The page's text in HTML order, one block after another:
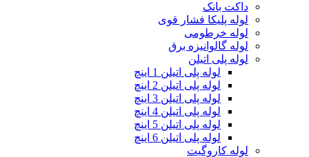
داکت بانک
لوله پلیکا فشار قوی
لوله خرطومی
لوله گالوانیزه برق
لوله پلی اتیلن
لوله پلی اتیلن 1 اینچ
لوله پلی اتیلن 2 اینچ
لوله پلی اتیلن 3 اینچ
لوله پلی اتیلن 4 اینچ
لوله پلی اتیلن 5 اینچ
لوله پلی اتیلن 6 اینچ
لوله کاروگیت